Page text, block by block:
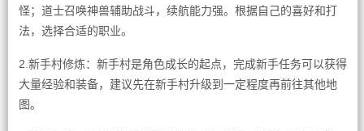
怪；道士召唤神兽辅助战斗，续航能力强。根据自己的喜好和打
法，选择合适的职业。
2.新手村修炼：新手村是角色成长的起点，完成新手任务可以获得
大量经验和装备，建议先在新手村升级到一定程度再前往其他地
图。